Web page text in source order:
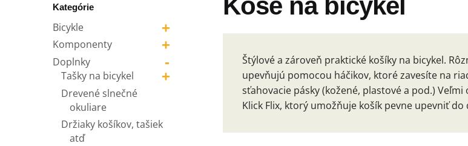
Koše na bicykel
Štýlové a zároveň praktické košíky na bicykel.
upevňujú pomocou háčikov, ktoré zavesíte na
sťahovacie pásky (kožené, plastové a pod.)
Klick Flix, ktorý umožňuje košík pevne upevniť
Kategórie
+
Bicykle
+
Komponenty
-
Doplnky
+
Tašky na bicykel
Drevené slnečné
okuliare
Držiaky košíkov, tašiek
atď